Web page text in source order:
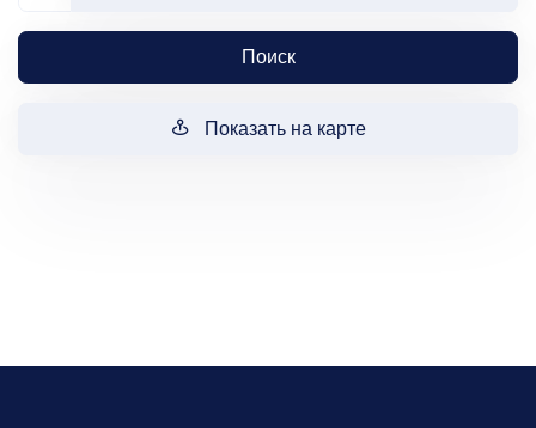
Поиск
Показать на карте